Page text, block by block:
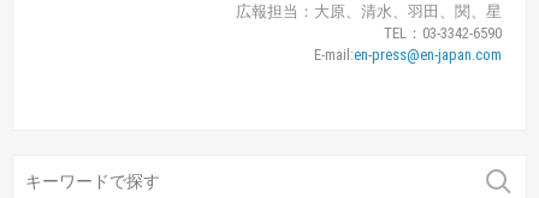
広報担当：大原、清水、羽田、関、星
TEL：03-3342-6590
E-mail:en-press@en-japan.com